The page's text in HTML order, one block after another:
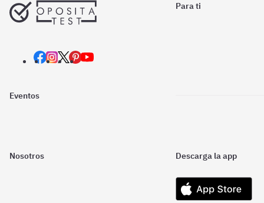
Para ti
Eventos
Nosotros Descarga la app